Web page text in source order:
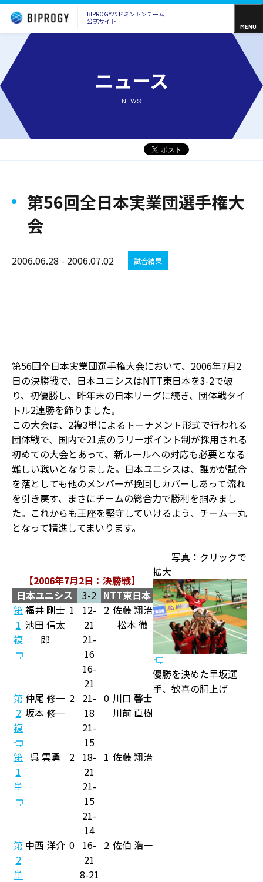
BIPROGYバドミントンチーム
公式サイト
MENU
ニュース
NEWS
第56回全日本実業団選手権大
会
2006.06.28 - 2006.07.02 試合結果
第56回全日本実業団選手権大会において、2006年7月2
日の決勝戦で、日本ユニシスはNTT東日本を3-2で破
り、初優勝し、昨年末の日本リーグに続き、団体戦タイ
トル2連勝を飾りました。
この大会は、2複3単によるトーナメント形式で行われる
団体戦で、国内で21点のラリーポイント制が採用される
初めての大会とあって、新ルールへの対応も必要となる
難しい戦いとなりました。日本ユニシスは、誰かが試合
を落としても他のメンバーが挽回しカバーしあって流れ
を引き戻す、まさにチームの総合力で勝利を掴みまし
た。これからも王座を堅守していけるよう、チーム一丸
となって精進してまいります。
【2006年7月2日：決勝戦】
日本ユニシス
3-2 NTT東日本
第
1
複
福井 剛士
池田 信太
郎
1
12-
21
21-
16
16-
21
2 佐藤 翔治
松本 徹
第
2
複
仲尾 修一
坂本 修一
2
21-
18
21-
15
0 川口 馨士
川前 直樹
第
1
単
呉 雲勇 2
18-
21
21-
15
21-
14
1 佐藤 翔治
第
2
単
中西 洋介 0
16-
21
8-21
2 佐伯 浩一
写真：クリックで
拡大
優勝を決めた早坂選
手、歓喜の胴上げ